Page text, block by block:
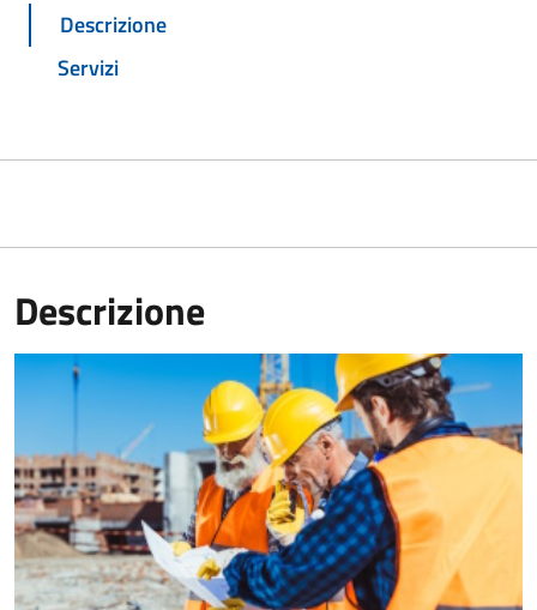
Descrizione
Servizi
Descrizione